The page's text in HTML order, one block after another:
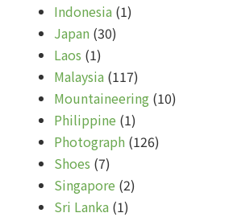
Indonesia (1)
Japan (30)
Laos (1)
Malaysia (117)
Mountaineering (10)
Philippine (1)
Photograph (126)
Shoes (7)
Singapore (2)
Sri Lanka (1)